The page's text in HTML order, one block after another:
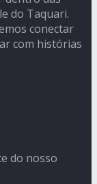
do Taquari.
conectar
com histórias
do nosso